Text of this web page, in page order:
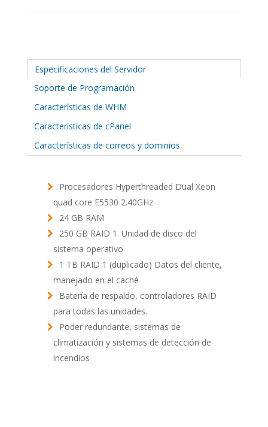
Especificaciones del Servidor
Soporte de Programación
Características de WHM
Características de cPanel
Características de correos y dominios
Procesadores Hyperthreaded Dual Xeon
quad core E5530 2.40GHz
24 GB RAM
250 GB RAID 1. Unidad de disco del
sistema operativo
1 TB RAID 1 (duplicado) Datos del cliente,
manejado en el caché
Batería de respaldo, controladores RAID
para todas las unidades.
Poder redundante, sistemas de
climatización y sistemas de detección de
incendios